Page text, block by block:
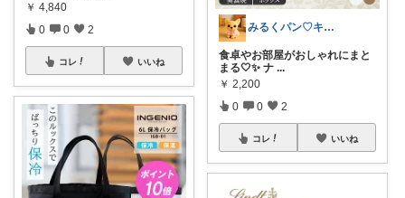
￥ 4,840
0 0 2
コレ いいね
みるくパン♡キッチンルーム
食卓やお部屋がおしゃれにまと
まる🤍✨ ナ ...
￥ 2,200
0 0 2
コレ いいね